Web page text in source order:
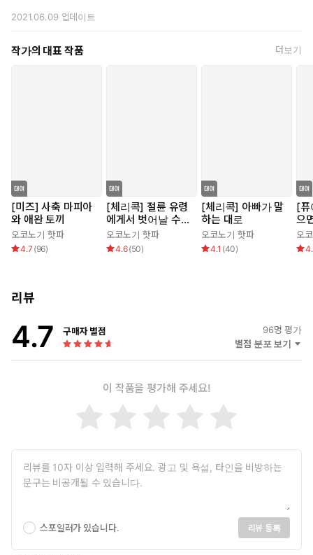
2021.06.09 업데이트
작가의 대표 작품 더보기
[미즈] 사축 마피아
와 애완 토끼
오코노기 핫파
4.7 (96)
[체리콕] 절륜 유령
에게서 벗어날 수
없어
오코노기 핫파
4.6(50)
[체리콕] 아빠가 말
하는 대로
오코노기 핫파
4.1 (40)
[퓨
으
오
리뷰
4.7 구매자 별점 96명 평가
별점 분포 보기
이 작품을 평가해 주세요!
스포일러가 있습니다. 리뷰 등록